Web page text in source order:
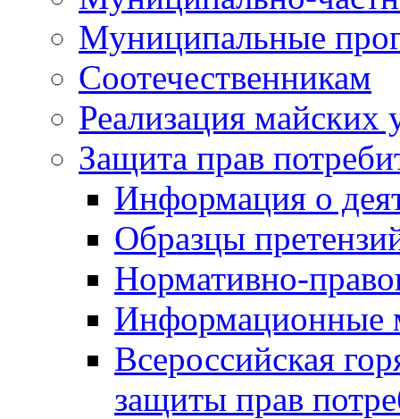
Муниципальные
Соотечественникам
Реализация майских
Защита прав
Информация о
Образцы
Нормативно-
Информационные
Всероссийская
защиты прав